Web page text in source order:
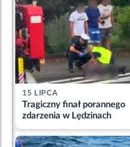
15 LIPCA
Tragiczny finał porannego
zdarzenia w Lędzinach